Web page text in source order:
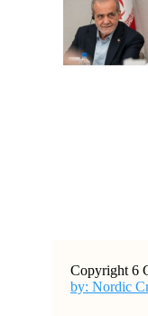
Copyright 6
by: Nordic